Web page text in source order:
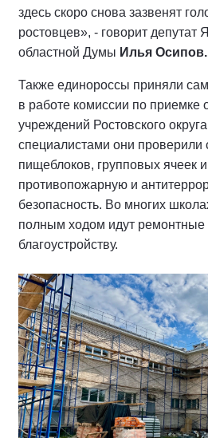
здесь скоро снова зазвенят
ростовцев», - говорит депутат
областной Думы Илья Осипов.
Также единороссы приняли
в работе комиссии по приемке
учреждений Ростовского
специалистами они проверили
пищеблоков, групповых ячеек
противопожарную и
безопасность. Во многих
полным ходом идут
благоустройству.